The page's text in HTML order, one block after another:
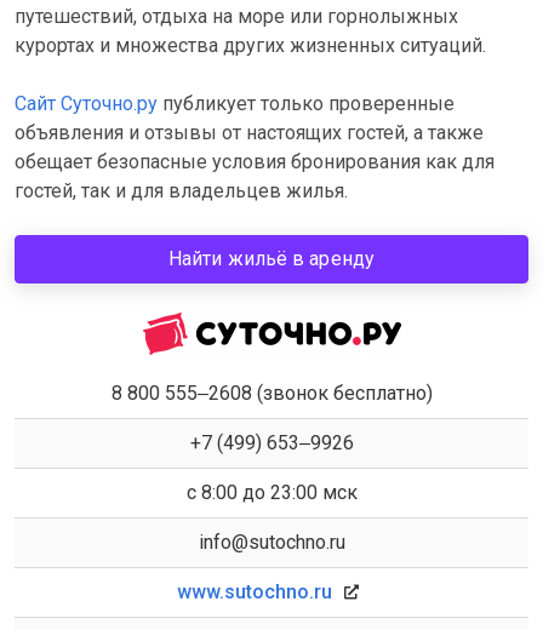
путешествий, отдыха на море или горнолыжных
курортах и множества других жизненных ситуаций.
Сайт Суточно.ру публикует только проверенные
объявления и отзывы от настоящих гостей, а также
обещает безопасные условия бронирования как для
гостей, так и для владельцев жилья.
Найти жильё в аренду
8 800 555‒2608 (звонок бесплатно)
+7 (499) 653‒9926
с 8:00 до 23:00 мск
info@sutochno.ru
www.sutochno.ru